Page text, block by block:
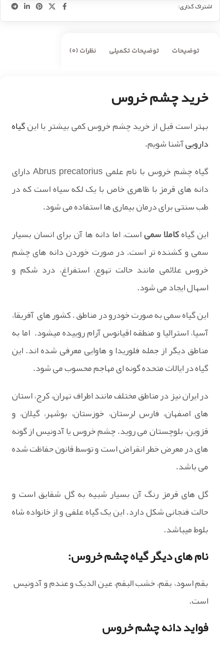
اشتراک گذاری:
توضیحات توضیحات تکمیلی نظرات (0)
خرید چشم خروس
بهتر است قبل از خرید چشم خروس کمی بیشتر با اینگیاه
داروییآشنا شویم.
گیاه چشم خروس با نام علمی Abrus precatorius دارای
دانه های قرمز با ظاهری خاص با یک لکه سیاه است که در
طب سنتی برای درمان بیماری ها استفاده می شود.
این گیاهکاملا سمیاست، اما دانه ها آن برای انسان بسیار
سمی و کشنده تر است. در صورت خوردن دانه های چشم
خروس علائمی مانند حالت تهوع، استفراغ، درد شکم و
اسهال ایجاد می شود.
این گیاه سمی به صورت خودرو در مناطق . کشور های آفریقا،
آسیا، استرالیا و منطقه اقیانوس آرام روییده میشود. اما به
مناطق دیگر از جمله فلوریدا و هاوایی معرفی شده اند. این
گیاه در ایالات متحده گونه ای مهاجم محسوب می شود.
در ایران نیز در مناطق مختلف مانند اطراف تهران، کرج، استان
های اصفهان، فارس لرستان، خوزستان، بوشهر، گیلان، و
قزوین، بلوچستان می روید. چشم خروس یا آدونیس از گونه
های در معرض خطر انقراض است و توسط قانون حفاظت شده
می باشد.
گل های قرمز رنگ آن بسیار شبیه به گل شقایق است و
حالت فنجانی شکل دارد. این یک گیاه علفی و از خانواده شاه
بلوط میباشد.
نام های دیگر گیاه چشم خروس:
بقم اسود، بقم، خشب البقم، عین الدیک و عندم و آدونیس
است.
فواید دانه چشم خروس